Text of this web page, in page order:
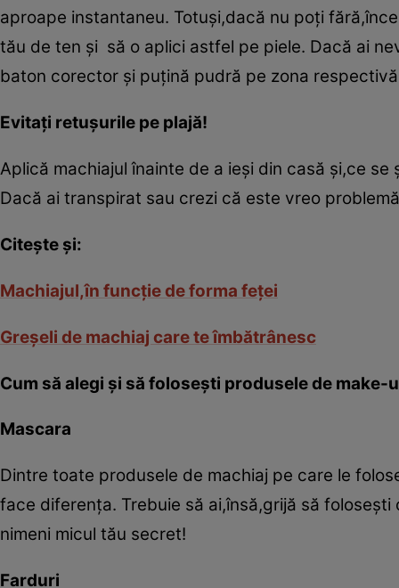
aproape instantaneu. Totuşi,dacă nu poţi
tău de ten şi să o aplici astfel pe piele. Dacă ai
baton corector şi puţină pudră pe zona
Evitaţi retuşurile pe plajă!
Aplică machiajul înainte de a ieşi din casă şi,ce
Dacă ai transpirat sau crezi că este vreo
Citeşte şi:
Machiajul,în funcţie de forma feţei
Greşeli de machiaj care te îmbătrânesc
Cum să alegi şi să foloseşti produsele de make-
Mascara
Dintre toate produsele de machiaj pe care le
face diferenţa. Trebuie să ai,însă,grijă să
nimeni micul tău secret!
Farduri